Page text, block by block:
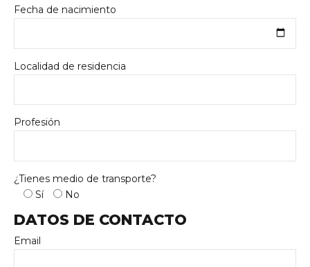
Fecha de nacimiento
Localidad de residencia
Profesión
¿Tienes medio de transporte?
Sí
No
DATOS DE CONTACTO
Email